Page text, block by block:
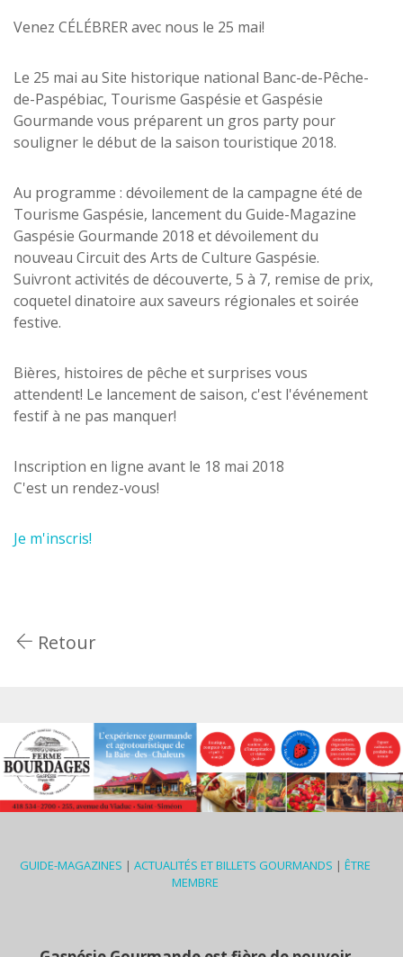
Venez CÉLÉBRER avec nous le 25 mai!
Le 25 mai au Site historique national Banc-de-Pêche-
de-Paspébiac, Tourisme Gaspésie et Gaspésie
Gourmande vous préparent un gros party pour
souligner le début de la saison touristique 2018.
Au programme : dévoilement de la campagne été de
Tourisme Gaspésie, lancement du Guide-Magazine
Gaspésie Gourmande 2018 et dévoilement du
nouveau Circuit des Arts de Culture Gaspésie.
Suivront activités de découverte, 5 à 7, remise de prix,
coquetel dinatoire aux saveurs régionales et soirée
festive.
Bières, histoires de pêche et surprises vous
attendent! Le lancement de saison, c'est l'événement
festif à ne pas manquer!
Inscription en ligne avant le 18 mai 2018
C'est un rendez-vous!
Je m'inscris!
Retour
GUIDE-MAGAZINES | ACTUALITÉS ET BILLETS GOURMANDS | ÊTRE
MEMBRE